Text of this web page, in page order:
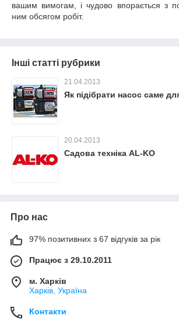
вашим вимогам, і чудово впорається з
ним обсягом робіт.
Інші статті рубрики
21.04.2013
Як підібрати насос саме
20.04.2013
Садова техніка AL-KO
Про нас
97% позитивних з 67 відгуків за рік
Працює з 29.10.2011
м. Харків
Харків, Україна
Контакти